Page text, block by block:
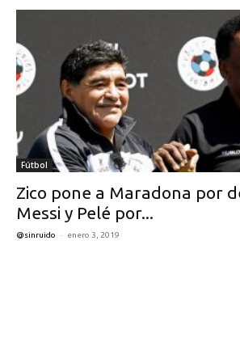
Fútbol
Zico pone a Maradona por
Messi y Pelé por...
@sinruido - enero 3, 2019